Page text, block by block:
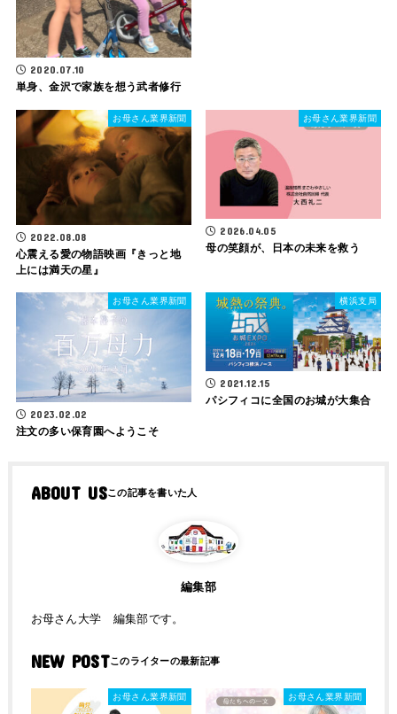
2020.07.10
単身、金沢で家族を想う武者修行
お母さん業界新聞
2022.08.08
心震える愛の物語映画『きっと地
上には満天の星』
お母さん業界新聞
2026.04.05
母の笑顔が、日本の未来を救う
お母さん業界新聞
2023.02.02
注文の多い保育園へようこそ
横浜支局
2021.12.15
パシフィコに全国のお城が大集合
ABOUT US
編集部
お母さん大学 編集部です。
NEW POST
お母さん業界新聞 お母さん業界新聞